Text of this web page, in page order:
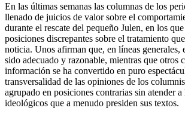
En las últimas semanas las columnas de los
llenado de juicios de valor sobre el
durante el rescate del pequeño Julen, en los que
posiciones discrepantes sobre el tratamiento
noticia. Unos afirman que, en líneas generales,
sido adecuado y razonable, mientras que otros
información se ha convertido en puro
transversalidad de las opiniones de los
agrupado en posiciones contrarias sin atender
ideológicos que a menudo presiden sus textos.